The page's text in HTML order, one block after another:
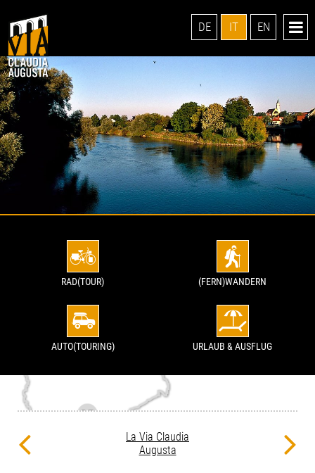
DE IT EN
RAD(TOUR) (FERN)WANDERN
AUTO(TOURING) URLAUB & AUSFLUG
La Via Claudia
Augusta